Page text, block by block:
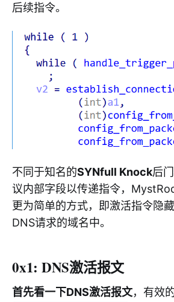
后续指令。
不同于知名的SYNfull Knock后
议内部字段以传递指令，
更为简单的方式，即激活指令隐
DNS请求的域名中。
0x1: DNS激活报文
首先看一下DNS激活报文，有效